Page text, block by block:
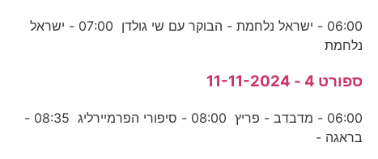
06:00 - ישראל נלחמת - הבוקר עם שי גולדן 07:00 - ישראל
נלחמת
ספורט 4 - 11-11-2024
06:00 - מדבדב - פריץ 08:00 - סיפורי הפרמיירליג 08:35 -
בראגה -